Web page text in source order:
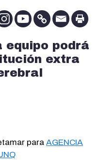
equipo podrá
extra
para AGENCIA